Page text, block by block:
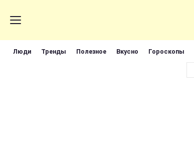
Люди Тренды Полезное Вкусно Гороскопы